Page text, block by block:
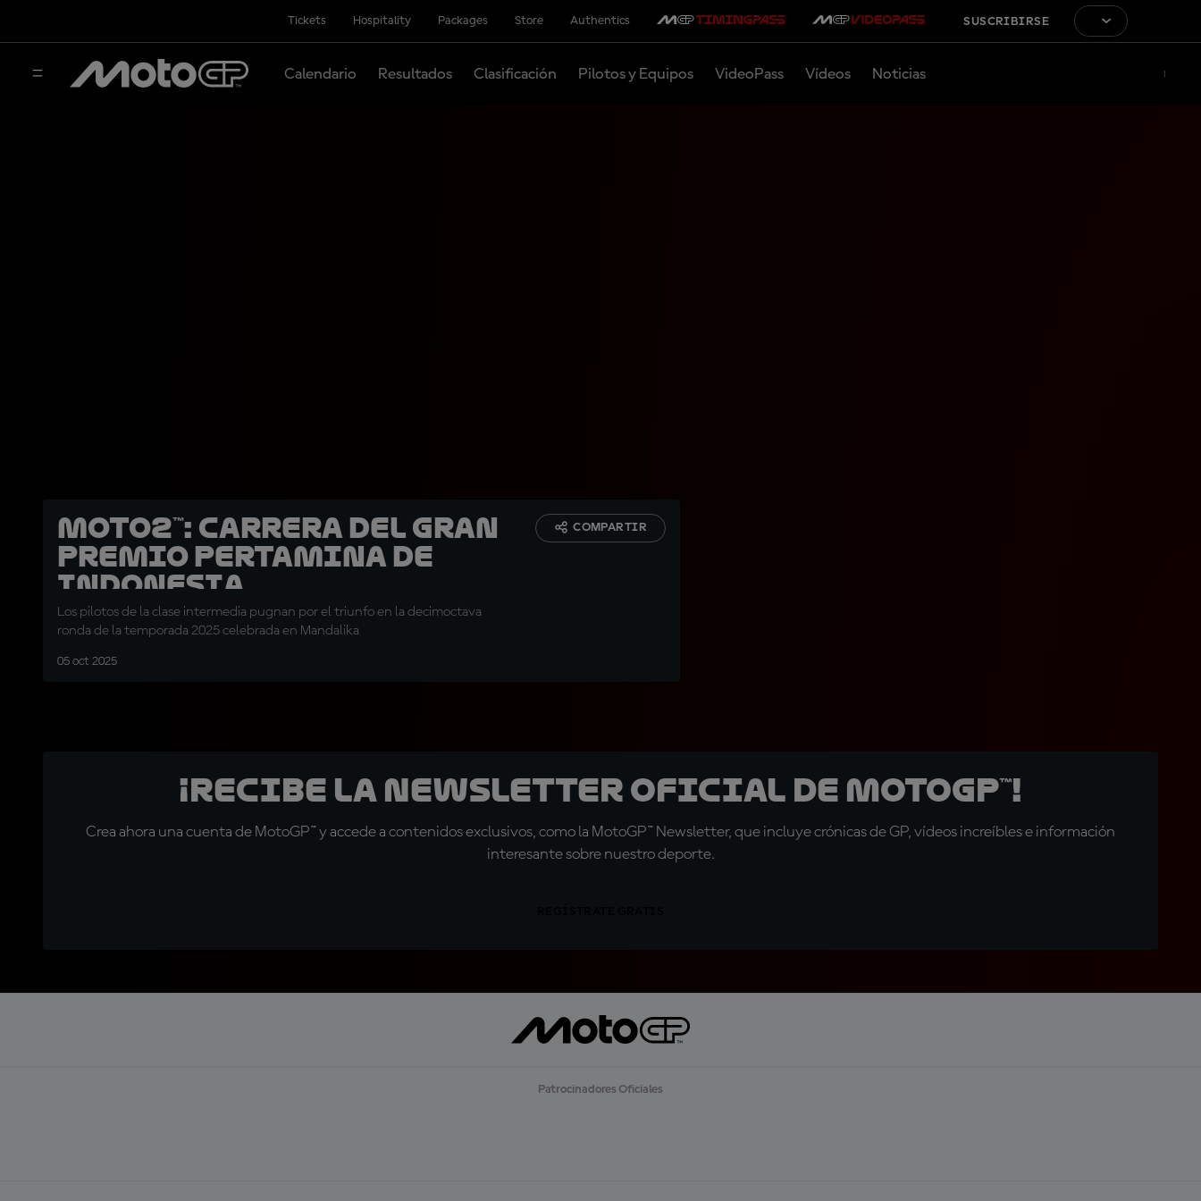
Tickets Hospitality Packages Store Authentics SUSCRIBIRSE
Calendario Resultados Clasificación Pilotos y Equipos VideoPass Vídeos Noticias
Moto2™: Carrera del Gran
Premio Pertamina de
Indonesia
Los pilotos de la clase intermedia pugnan por el triunfo en la decimoctava
ronda de la temporada 2025 celebrada en Mandalika
05 oct 2025
COMPARTIR
¡Recibe la Newsletter oficial de MotoGP™!
Crea ahora una cuenta de MotoGP™ y accede a contenidos exclusivos, como la MotoGP™ Newsletter, que incluye crónicas de GP, vídeos increíbles e información
interesante sobre nuestro deporte.
Patrocinadores Oficiales